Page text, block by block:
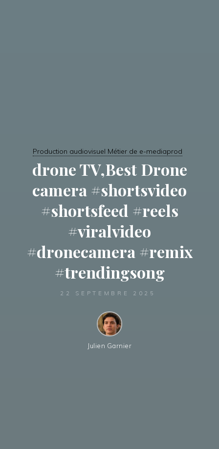
Production audiovisuel Métier de e-mediaprod
drone TV,Best Drone
camera #shortsvideo
#shortsfeed #reels
#viralvideo
#dronecamera #remix
#trendingsong
22 SEPTEMBRE 2025
Julien Garnier